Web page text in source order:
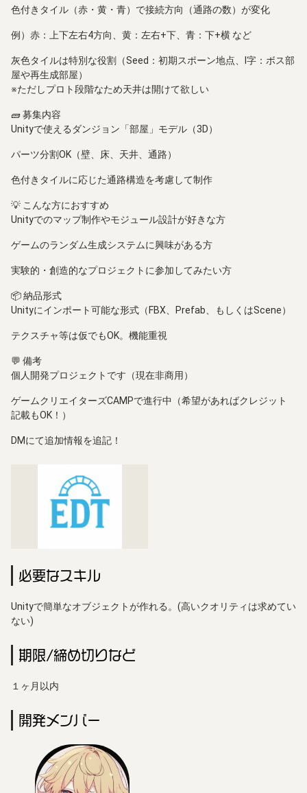
色付きタイル（赤・黄・青）で接続方向（通路の数）が変化
例）赤：上下左右4方向、黄：左右+下、青：下+横 など
灰色タイルは特別な役割（Seed：初期スポーン地点、I字：ボス部
屋や再生成部屋）
※ただしプロト段階なため天井は開けて欲しい
🧱 募集内容
Unityで使えるダンジョン「部屋」モデル（3D）
パーツ分割OK（壁、床、天井、通路）
色付きタイルに応じた通路構造を考慮して制作
💡 こんな方におすすめ
Unityでのマップ制作やモジュール設計が好きな方
ゲームのランダム生成システムに興味がある方
実験的・創造的なプロジェクトに参加してみたい方
📦 納品形式
Unityにインポート可能な形式（FBX、Prefab、もしくはScene）
テクスチャ等は仮でもOK。機能重視
💬 備考
個人開発プロジェクトです（現在非商用）
ゲームクリエイターズCAMPで進行中（希望があればクレジット
記載もOK！）
DMにて追加情報を追記！
必要なスキル
Unityで簡単なオブジェクトが作れる。(高いクオリティは求めてい
ない)
期限/締め切りなど
１ヶ月以内
開発メンバー